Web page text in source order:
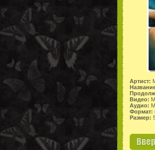
Артист:
Видео:
Аудио:
Формат:
Размер: